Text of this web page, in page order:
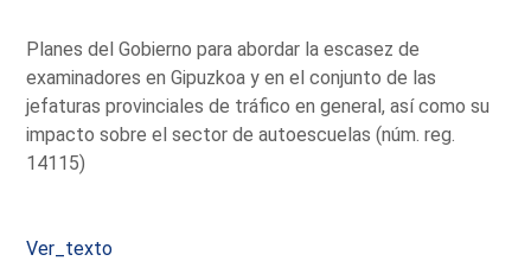
Planes del Gobierno para abordar la escasez de
examinadores en Gipuzkoa y en el conjunto de las
jefaturas provinciales de tráfico en general, así como su
impacto sobre el sector de autoescuelas (núm. reg.
14115)
Ver_texto